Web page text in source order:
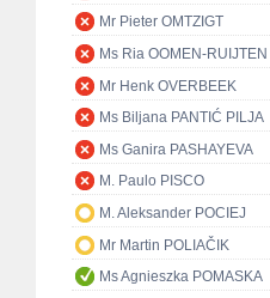
Mr Pieter OMTZIGT
Ms Ria OOMEN-RUIJTEN
Mr Henk OVERBEEK
Ms Biljana PANTIĆ PILJA
Ms Ganira PASHAYEVA
M. Paulo PISCO
M. Aleksander POCIEJ
Mr Martin POLIAČIK
Ms Agnieszka POMASKA